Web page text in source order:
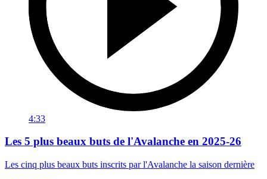
4:33
Les 5 plus beaux buts de l'Avalanche en 2025-26
Les cinq plus beaux buts inscrits par l'Avalanche la saison dernière